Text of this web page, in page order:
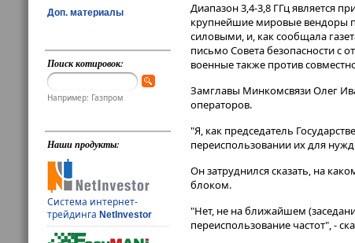
Доп. материалы
Поиск котировок:
Например: Газпром
Наши продукты:
Система интернет-
трейдингаNetInvestor
Диапазон 3,4-3,8 ГГц является
крупнейшие мировые вендоры
силовыми, и, как сообщала
письмо Совета безопасности с
военные также против
Замглавы Минкомсвязи Олег
операторов.
"Я, как председатель
переиспользовании их для
Он затруднился сказать, на
блоком.
"Нет, не на ближайшем
переиспользование частот", -